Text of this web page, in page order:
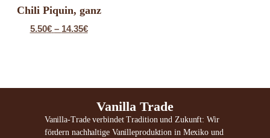
Chili Piquin, ganz
5.50€ – 14.35€
Vanilla Trade
Vanilla-Trade verbindet Tradition und Zukunft: Wir
fördern nachhaltige Vanilleproduktion in Mexiko und